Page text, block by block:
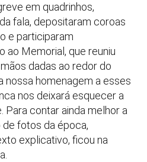
em quadrinhos,
fala, depositaram coroas
e participaram
ao Memorial, que reuniu
dadas ao redor do
nossa homenagem a esses
nos deixará esquecer a
Para contar ainda melhor a
de fotos da época,
explicativo, ficou na